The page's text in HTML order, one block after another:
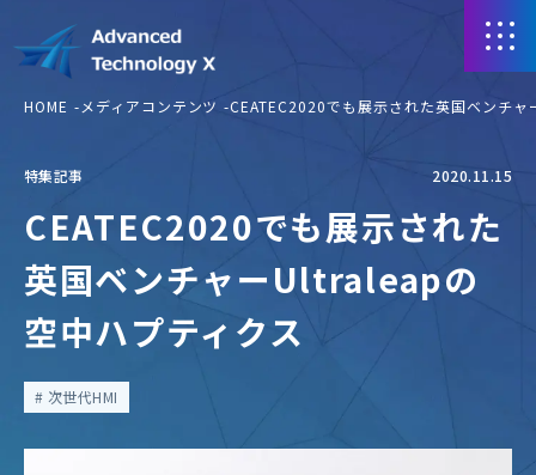
HOME メディアコンテンツ CEATEC2020でも展示された英国ベンチ
特集記事 2020.11.15
CEATEC2020でも展示された
英国ベンチャーUltraleapの
空中ハプティクス
次世代HMI